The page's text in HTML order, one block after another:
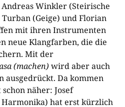
Winkler (Steirische
(Geige) und Florian
mit ihren Instrumenten
neue Klangfarben, die die
Mit der
(machen) wird aber auch
ausgedrückt. Da kommen
näher: Josef
hat erst kürzlich